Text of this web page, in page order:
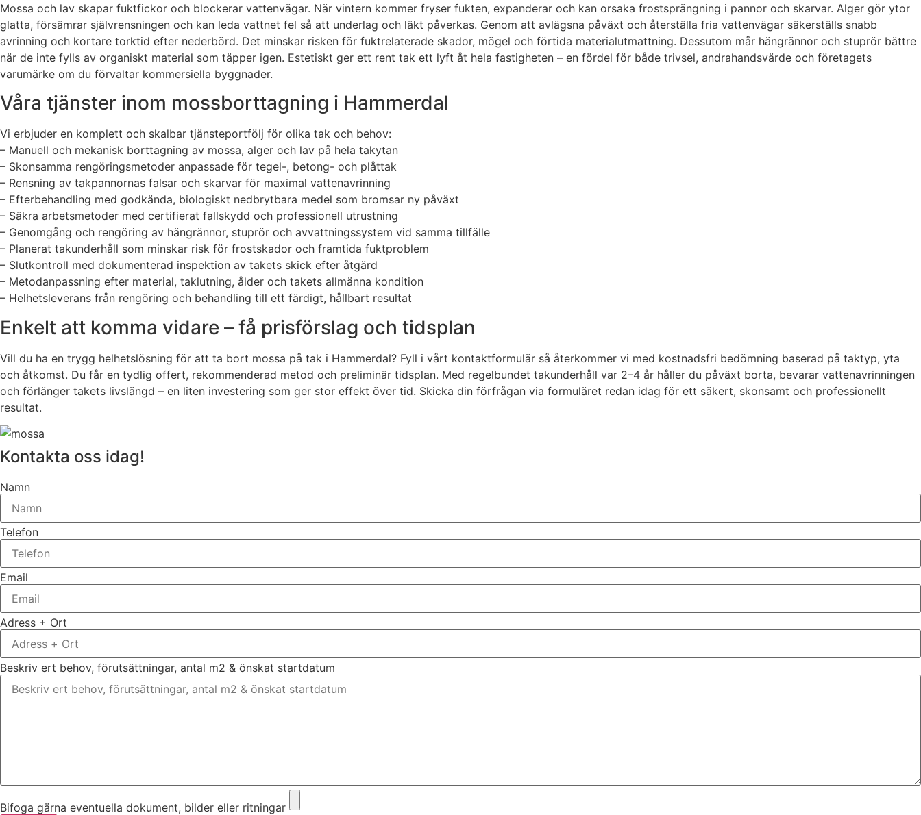
Mossa och lav skapar fuktfickor och blockerar vattenvägar. När vintern kommer fryser fukten, expanderar och kan orsaka frostsprängning i pannor och skarvar. Alger gör ytor
glatta, försämrar självrensningen och kan leda vattnet fel så att underlag och läkt påverkas. Genom att avlägsna påväxt och återställa fria vattenvägar säkerställs snabb
avrinning och kortare torktid efter nederbörd. Det minskar risken för fuktrelaterade skador, mögel och förtida materialutmattning. Dessutom mår hängrännor och stuprör bättre
när de inte fylls av organiskt material som täpper igen. Estetiskt ger ett rent tak ett lyft åt hela fastigheten – en fördel för både trivsel, andrahandsvärde och företagets
varumärke om du förvaltar kommersiella byggnader.
Våra tjänster inom mossborttagning i Hammerdal
Vi erbjuder en komplett och skalbar tjänsteportfölj för olika tak och behov:
– Manuell och mekanisk borttagning av mossa, alger och lav på hela takytan
– Skonsamma rengöringsmetoder anpassade för tegel-, betong- och plåttak
– Rensning av takpannornas falsar och skarvar för maximal vattenavrinning
– Efterbehandling med godkända, biologiskt nedbrytbara medel som bromsar ny påväxt
– Säkra arbetsmetoder med certifierat fallskydd och professionell utrustning
– Genomgång och rengöring av hängrännor, stuprör och avvattningssystem vid samma tillfälle
– Planerat takunderhåll som minskar risk för frostskador och framtida fuktproblem
– Slutkontroll med dokumenterad inspektion av takets skick efter åtgärd
– Metodanpassning efter material, taklutning, ålder och takets allmänna kondition
– Helhetsleverans från rengöring och behandling till ett färdigt, hållbart resultat
Enkelt att komma vidare – få prisförslag och tidsplan
Vill du ha en trygg helhetslösning för att ta bort mossa på tak i Hammerdal? Fyll i vårt kontaktformulär så återkommer vi med kostnadsfri bedömning baserad på taktyp, yta
och åtkomst. Du får en tydlig offert, rekommenderad metod och preliminär tidsplan. Med regelbundet takunderhåll var 2–4 år håller du påväxt borta, bevarar vattenavrinningen
och förlänger takets livslängd – en liten investering som ger stor effekt över tid. Skicka din förfrågan via formuläret redan idag för ett säkert, skonsamt och professionellt
resultat.
Kontakta oss idag!
Namn
Telefon
Email
Adress + Ort
Beskriv ert behov, förutsättningar, antal m2 & önskat startdatum
Bifoga gärna eventuella dokument, bilder eller ritningar